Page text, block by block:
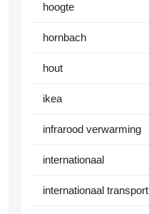
hoogte
hornbach
hout
ikea
infrarood verwarming
internationaal
internationaal transport